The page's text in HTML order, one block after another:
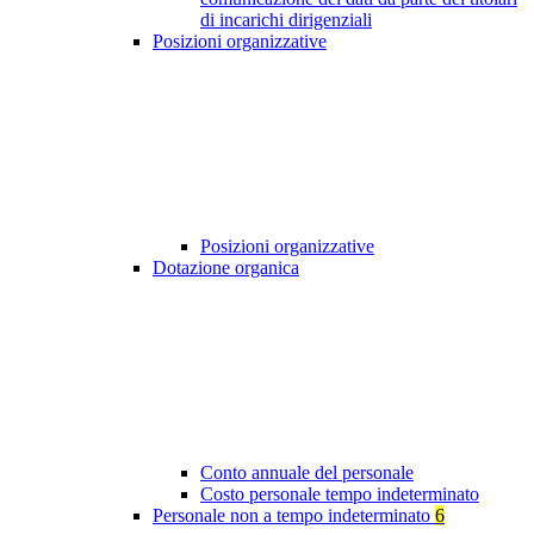
di incarichi dirigenziali
Posizioni organizzative
Posizioni organizzative
Dotazione organica
Conto annuale del personale
Costo personale tempo indeterminato
Personale non a tempo indeterminato 6